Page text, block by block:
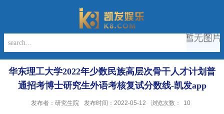
华东理工大学2022年少数民族高层次骨干人才计划普
通招考博士研究生外语考核复试分数线-凯发app
发布者：研究生院 发布时间：2022-05-12 浏览次数： 10